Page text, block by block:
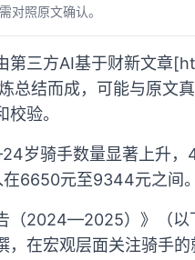
对照原文确认。
第三方AI基于财新文
结而成，可能与原文
验。
岁骑手数量显著上升
6650元至9344元之间。
（2024—2025）》（以
，在宏观层面关注骑手